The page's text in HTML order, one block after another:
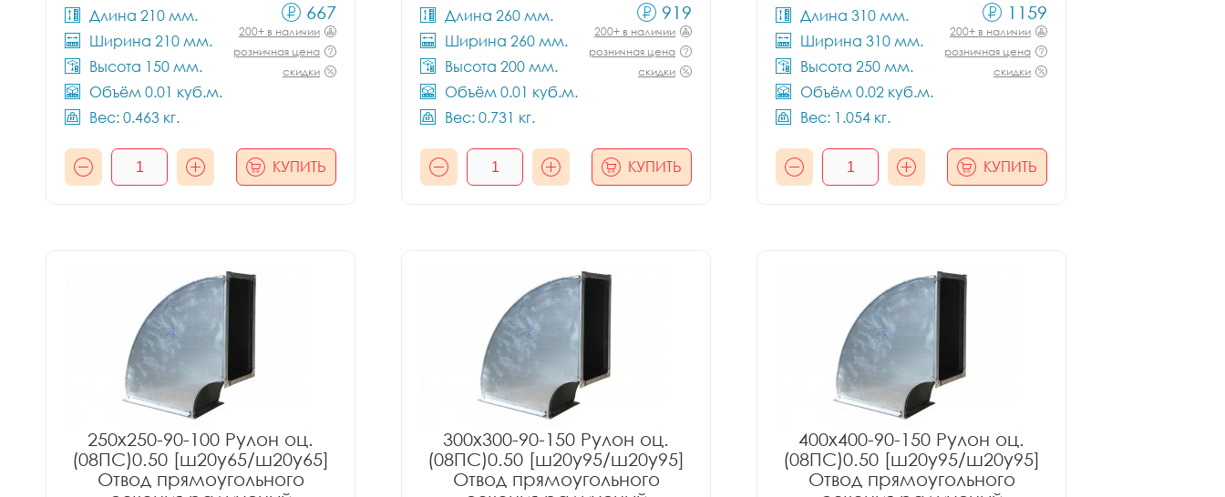
Длина 210 мм.
Ширина 210 мм.
Высота 150 мм.
Объём 0.01 куб.м.
Вес: 0.463 кг.
667
200+ в наличии
розничная цена
скидки
КУПИТЬ
Длина 260 мм.
Ширина 260 мм.
Высота 200 мм.
Объём 0.01 куб.м.
Вес: 0.731 кг.
919
200+ в наличии
розничная цена
скидки
КУПИТЬ
Длина 310 мм.
Ширина 310 мм.
Высота 250 мм.
Объём 0.02 куб.м.
Вес: 1.054 кг.
1159
200+ в наличии
розничная цена
скидки
КУПИТЬ
250x250-90-100 Рулон оц.
(08ПС)0.50 [ш20у65/ш20у65]
Отвод прямоугольного
300x300-90-150 Рулон оц.
(08ПС)0.50 [ш20у95/ш20у95]
Отвод прямоугольного
400x400-90-150 Рулон оц.
(08ПС)0.50 [ш20у95/ш20у95]
Отвод прямоугольного